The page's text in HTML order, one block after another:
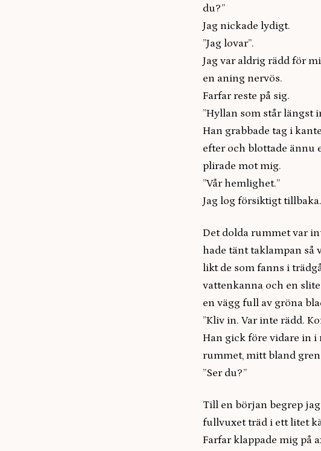
du?”
Jag nickade lydigt.
”Jag lovar”.
Jag var aldrig rädd för
en aning nervös.
Farfar reste på sig.
”Hyllan som står längst
Han grabbade tag i
efter och blottade ännu
plirade mot mig.
”Vår hemlighet.”
Jag log försiktigt
Det dolda rummet var
hade tänt taklampan
likt de som fanns i
vattenkanna och en
en vägg full av gröna
”Kliv in. Var inte rädd.
Han gick före vidare in
rummet, mitt bland
”Ser du?”
Till en början begrep
fullvuxet träd i ett litet
Farfar klappade mig på